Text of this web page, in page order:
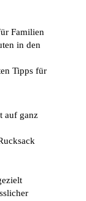
Familien
in den
Tipps für
auf ganz